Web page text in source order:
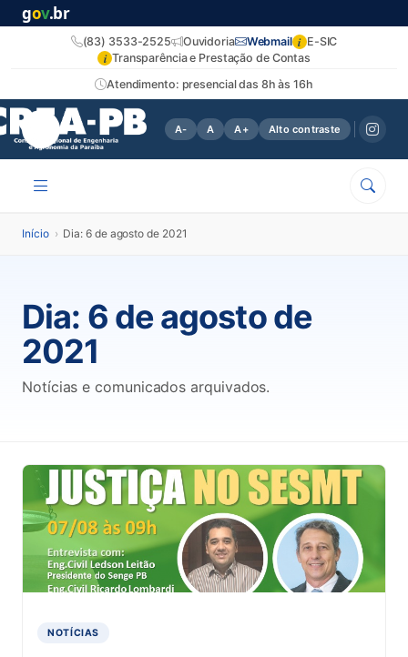
gov.br
Atendimento: presencial das 8h às 16h
(83) 3533-2525 Ouvidoria Webmail i E-SIC
i Transparência e Prestação de Contas
A- A A+ Alto contraste
Início › Dia: 6 de agosto de 2021
Dia: 6 de agosto de
2021
Notícias e comunicados arquivados.
NOTÍCIAS